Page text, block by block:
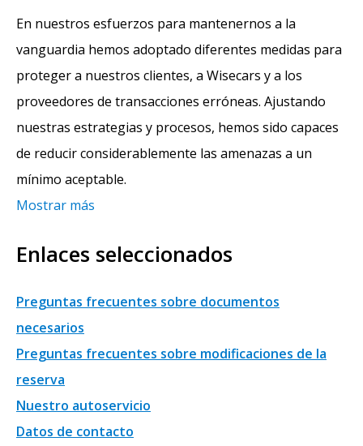
En nuestros esfuerzos para mantenernos a la
vanguardia hemos adoptado diferentes medidas para
proteger a nuestros clientes, a Wisecars y a los
proveedores de transacciones erróneas. Ajustando
nuestras estrategias y procesos, hemos sido capaces
de reducir considerablemente las amenazas a un
mínimo aceptable.
Mostrar más
Enlaces seleccionados
Preguntas frecuentes sobre documentos
necesarios
Preguntas frecuentes sobre modificaciones de la
reserva
Nuestro autoservicio
Datos de contacto